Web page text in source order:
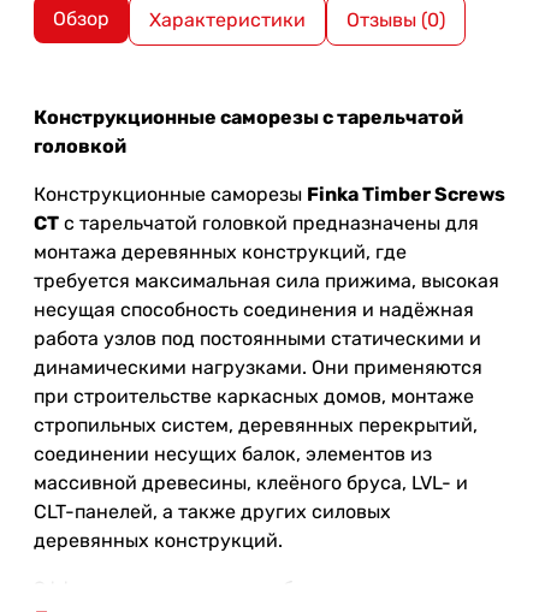
Обзор Характеристики Отзывы (0)
Конструкционные саморезы с тарельчатой
головкой
Конструкционные саморезы Finka Timber Screws
CT с тарельчатой головкой предназначены для
монтажа деревянных конструкций, где
требуется максимальная сила прижима, высокая
несущая способность соединения и надёжная
работа узлов под постоянными статическими и
динамическими нагрузками. Они применяются
при строительстве каркасных домов, монтаже
стропильных систем, деревянных перекрытий,
соединении несущих балок, элементов из
массивной древесины, клеёного бруса, LVL- и
CLT-панелей, а также других силовых
деревянных конструкций.
Эффективность монтажа обеспечивается